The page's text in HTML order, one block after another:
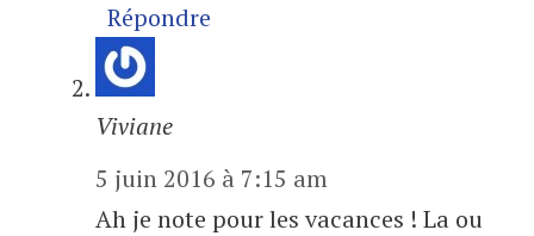
Répondre
Viviane
5 juin 2016 à 7:15 am
Ah je note pour les vacances ! La ou